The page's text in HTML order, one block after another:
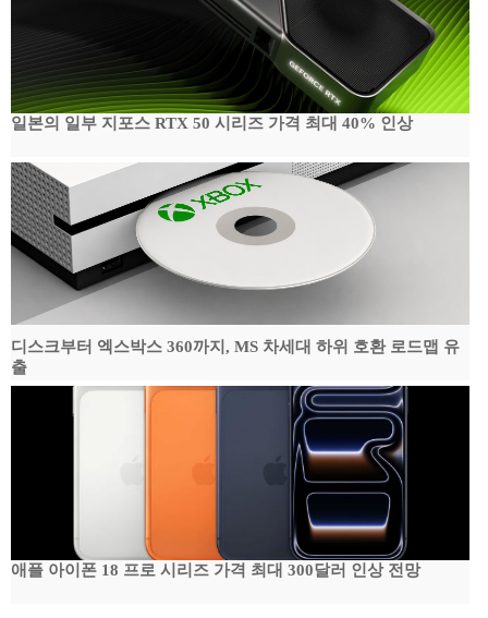
일본의 일부 지포스 RTX 50 시리즈 가격 최대 40% 인상
디스크부터 엑스박스 360까지, MS 차세대 하위 호환 로드맵 유
출
애플 아이폰 18 프로 시리즈 가격 최대 300달러 인상 전망